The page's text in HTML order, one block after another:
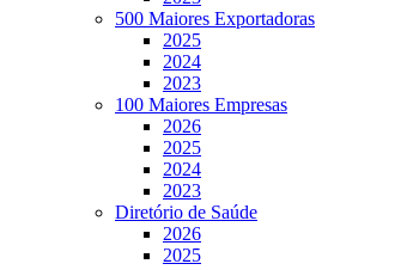
500 Maiores Exportadoras
2025
2024
2023
100 Maiores Empresas
2026
2025
2024
2023
Diretório de Saúde
2026
2025